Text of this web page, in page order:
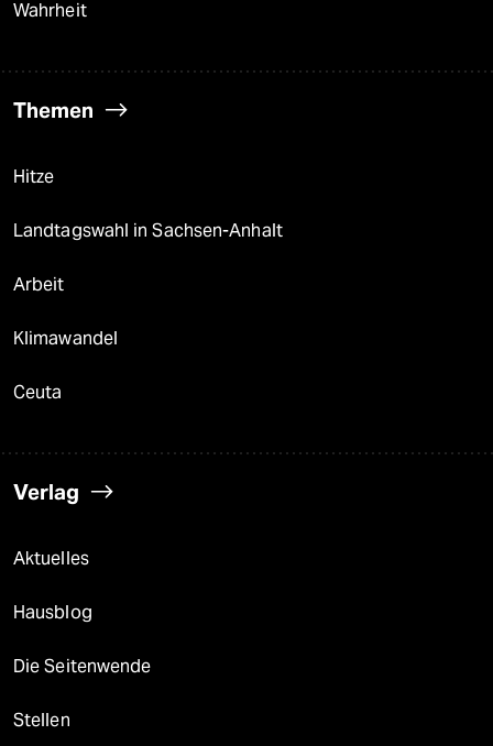
Wahrheit
Themen
Hitze
Landtagswahl in Sachsen-Anhalt
Arbeit
Klimawandel
Ceuta
Verlag
Aktuelles
Hausblog
Die Seitenwende
Stellen